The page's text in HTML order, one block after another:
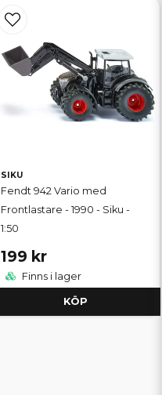
SIKU
Fendt 942 Vario med
Frontlastare - 1990 - Siku -
1:50
199 kr
Finns i lager
KÖP